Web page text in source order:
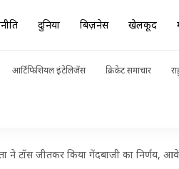
दुनिया बिज़नेस खेलकूद
आर्टिफिशियल इंटेलिजेंस क्रिकेट समाचार
ने टॉस जीतकर किया गेंदबाजी का निर्णय,